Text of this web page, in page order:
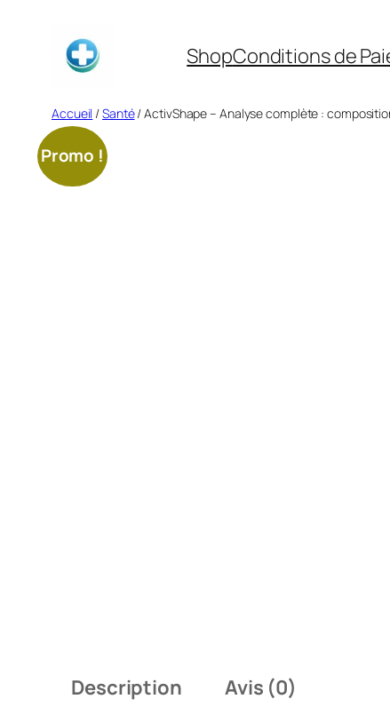
contenu
ShopConditions de
Accueil /Santé/ ActivShape – Analyse complète :
Promo !
Description
Avis (0)